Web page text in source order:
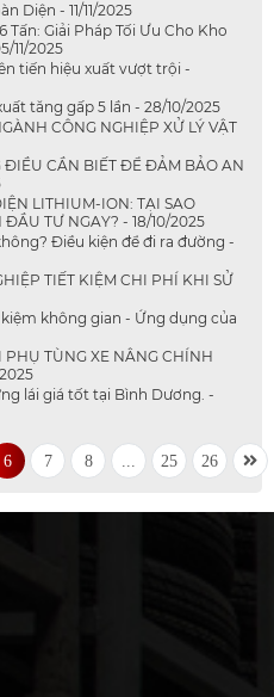
Diện - 11/11/2025
Tấn: Giải Pháp Tối Ưu Cho Kho
11/2025
tiến hiệu xuất vượt trội -
tăng gấp 5 lần - 28/10/2025
CÔNG NGHIỆP XỬ LÝ VẬT
ĐIỀU CẦN BIẾT ĐỂ ĐẢM BẢO AN
LITHIUM-ION: TẠI SAO
TƯ NGAY? - 18/10/2025
Điều kiện để đi ra đường -
TIẾT KIỆM CHI PHÍ KHI SỬ
không gian - Ứng dụng của
TÙNG XE NÂNG CHÍNH
lái giá tốt tại Bình Dương. -
6 7 8 25 26